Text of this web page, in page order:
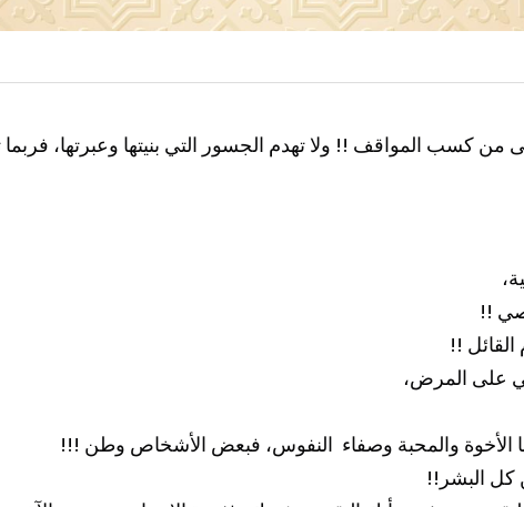
على المرض،
الأخوة والمحبة وصفاء  النفوس، فبعض الأشخاص وطن !!!
كل البشر!!